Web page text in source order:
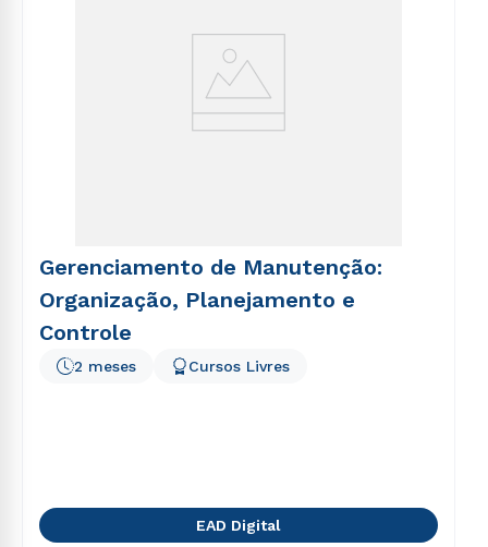
Gerenciamento de Manutenção:
Organização, Planejamento e
Controle
2 meses Cursos Livres
EAD Digital